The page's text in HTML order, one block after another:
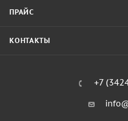
ПРАЙС
КОНТАКТЫ
+7